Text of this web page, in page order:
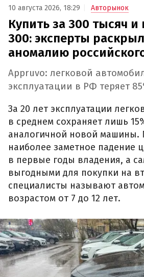
10 августа 2026, 18:29 Авторынок
Купить за 300 тысяч и
300: эксперты
аномалию
Appruvo: легковой
эксплуатации в РФ теряет
За 20 лет эксплуатации
в среднем сохраняет лишь
аналогичной новой машины.
наиболее заметное падение
в первые годы владения, а
выгодными для покупки на
специалисты называют
возрастом от 7 до 12 лет.